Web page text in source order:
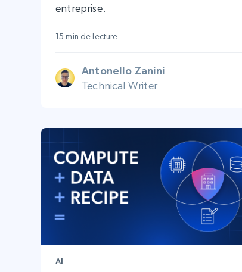
entreprise.
15 min de lecture
Antonello Zanini
Technical Writer
AI